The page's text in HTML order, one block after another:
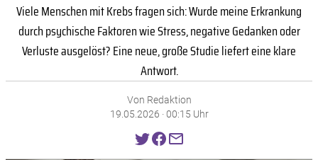
Viele Menschen mit Krebs fragen sich: Wurde meine Erkrankung
durch psychische Faktoren wie Stress, negative Gedanken oder
Verluste ausgelöst? Eine neue, große Studie liefert eine klare
Antwort.
Von Redaktion
19.05.2026 · 00:15 Uhr